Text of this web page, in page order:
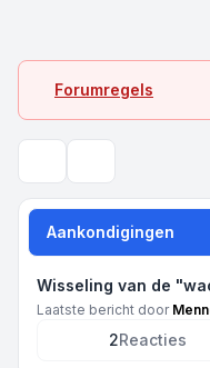
Forumregels
Aankondigingen
Wisseling van de
Laatste bericht door
2Reacties